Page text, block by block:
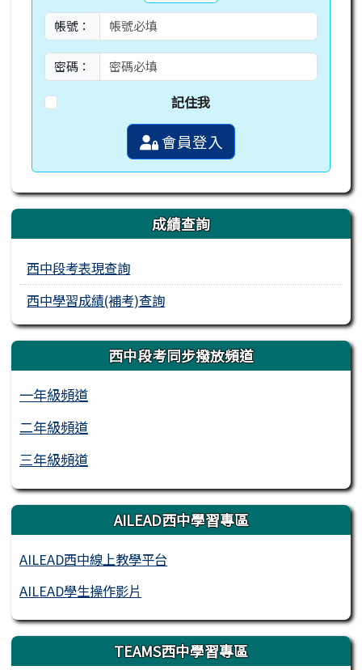
帳號：
密碼：
記住我
會員登入
成績查詢
西中段考表現查詢
西中學習成績(補考)查詢
西中段考同步撥放頻道
一年級頻道
二年級頻道
三年級頻道
AILEAD西中學習專區
AILEAD西中線上教學平台
AILEAD學生操作影片
TEAMS西中學習專區